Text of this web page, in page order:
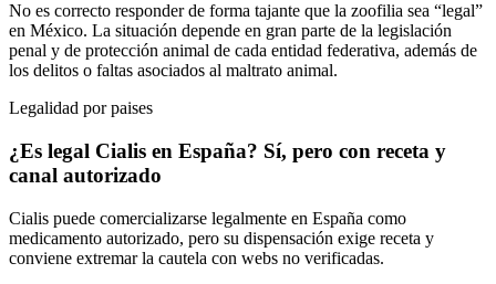
No es correcto responder de forma tajante que la zoofilia sea “legal”
en México. La situación depende en gran parte de la legislación
penal y de protección animal de cada entidad federativa, además de
los delitos o faltas asociados al maltrato animal.
Legalidad por paises
¿Es legal Cialis en España? Sí, pero con receta y
canal autorizado
Cialis puede comercializarse legalmente en España como
medicamento autorizado, pero su dispensación exige receta y
conviene extremar la cautela con webs no verificadas.